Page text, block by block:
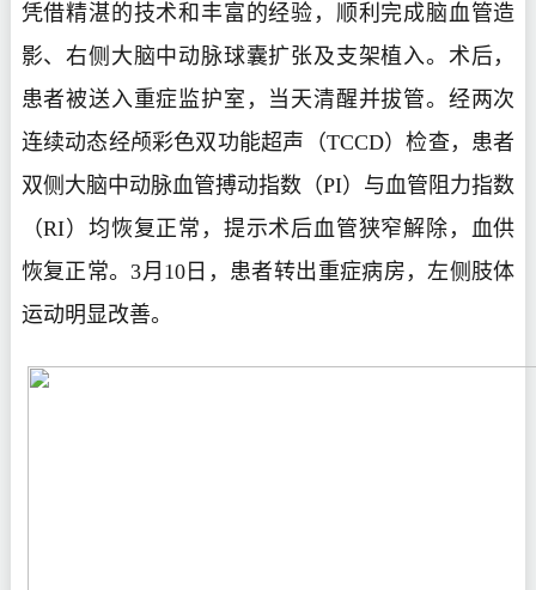
凭借精湛的技术和丰富的经验，顺利完成脑血管造
影、右侧大脑中动脉球囊扩张及支架植入。术后，
患者被送入重症监护室，当天清醒并拔管。经两次
连续动态经颅彩色双功能超声（TCCD）检查，患者
双侧大脑中动脉血管搏动指数（PI）与血管阻力指数
（RI）均恢复正常，提示术后血管狭窄解除，血供
恢复正常。3月10日，患者转出重症病房，左侧肢体
运动明显改善。